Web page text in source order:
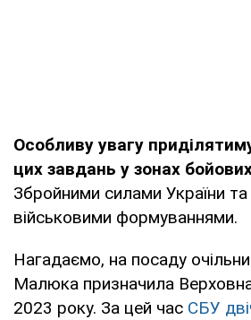
Особливу увагу
цих завдань у зонах
Збройними силами України
військовими формуваннями.
Нагадаємо, на посаду
Малюка призначила
2023 року. За цей час СБУ